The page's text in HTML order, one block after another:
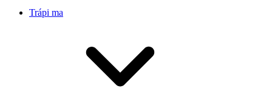
Trápi ma